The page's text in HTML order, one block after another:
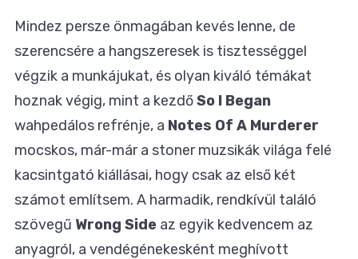
Mindez persze önmagában kevés lenne, de
szerencsére a hangszeresek is tisztességgel
végzik a munkájukat, és olyan kiváló témákat
hoznak végig, mint a kezdőSo I Began
wahpedálos refrénje, a Notes Of A Murderer
mocskos, már-már a stoner muzsikák világa felé
kacsintgató kiállásai, hogy csak az első két
számot említsem. A harmadik, rendkívül találó
szövegű Wrong Side az egyik kedvencem az
anyagról, a vendégénekesként meghívott